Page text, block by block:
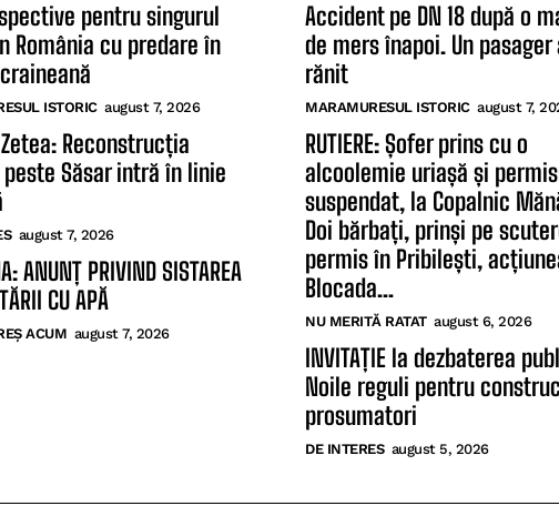
pentru singurul
România cu predare în
ISTORIC august 7, 2026
Reconstrucția
Săsar intră în linie
august 7, 2026
ANUNȚ PRIVIND SISTAREA
CU APĂ
ACUM august 7, 2026
Accident pe DN 18 după o
de mers înapoi. Un
rănit
MARAMURESUL ISTORIC august 7,
RUTIERE: Șofer prins cu o
alcoolemie uriașă și
suspendat, la Copalnic
Doi bărbați, prinși pe
permis în Pribilești,
Blocada...
NU MERITĂ RATAT august 6, 2026
INVITAȚIE la dezbaterea
Noile reguli pentru
prosumatori
DE INTERES august 5, 2026